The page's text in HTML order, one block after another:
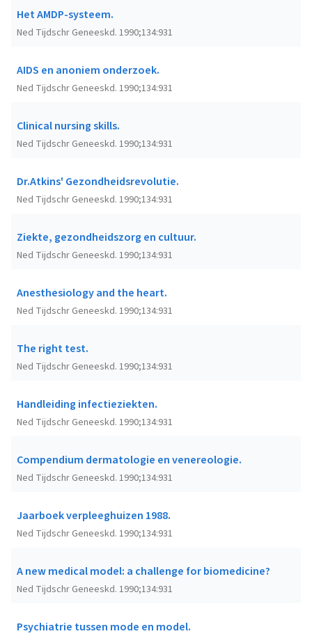
Het AMDP-systeem.
Ned Tijdschr Geneeskd. 1990;134:931
AIDS en anoniem onderzoek.
Ned Tijdschr Geneeskd. 1990;134:931
Clinical nursing skills.
Ned Tijdschr Geneeskd. 1990;134:931
Dr.Atkins' Gezondheidsrevolutie.
Ned Tijdschr Geneeskd. 1990;134:931
Ziekte, gezondheidszorg en cultuur.
Ned Tijdschr Geneeskd. 1990;134:931
Anesthesiology and the heart.
Ned Tijdschr Geneeskd. 1990;134:931
The right test.
Ned Tijdschr Geneeskd. 1990;134:931
Handleiding infectieziekten.
Ned Tijdschr Geneeskd. 1990;134:931
Compendium dermatologie en venereologie.
Ned Tijdschr Geneeskd. 1990;134:931
Jaarboek verpleeghuizen 1988.
Ned Tijdschr Geneeskd. 1990;134:931
A new medical model: a challenge for biomedicine?
Ned Tijdschr Geneeskd. 1990;134:931
Psychiatrie tussen mode en model.